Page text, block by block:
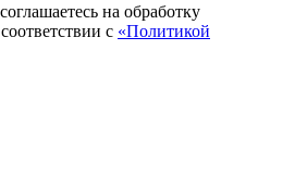
на обработку
с «Политикой